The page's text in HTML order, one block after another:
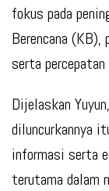
fokus pada
Berencana (KB),
serta
Dijelaskan
diluncurkannya
informasi serta
terutama dalam